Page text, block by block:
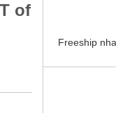
of
Freeship